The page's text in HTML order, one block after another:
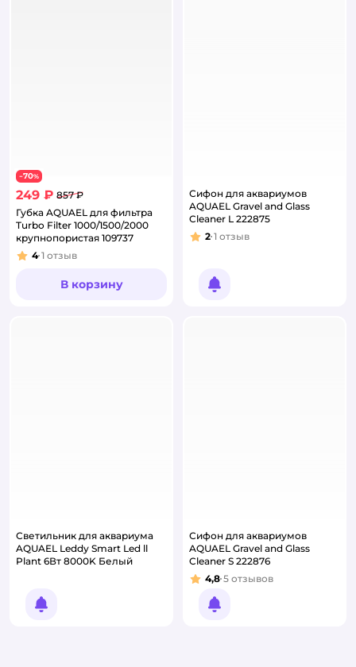
−70%
249 ₽ 857 ₽
Губка AQUAEL для фильтра
Turbo Filter 1000/1500/2000
крупнопористая 109737
Рейтинг:
4 1 отзыв
В корзину
Сифон для аквариумов
AQUAEL Gravel and Glass
Cleaner L 222875
Рейтинг:
2 1 отзыв
Уведомить о появлении
Светильник для аквариума
AQUAEL Leddy Smart Led ll
Plant 6Вт 8000K Белый
Уведомить о появлении
Сифон для аквариумов
AQUAEL Gravel and Glass
Cleaner S 222876
Рейтинг:
4,8 5 отзывов
Уведомить о появлении